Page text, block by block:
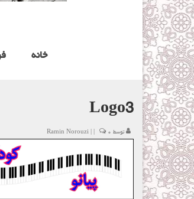
خانه
Logo3
توسط Ramin Norouzi ۰